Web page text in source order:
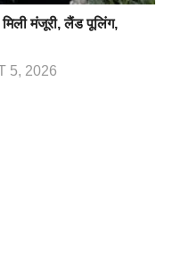
मंजूरी, लैंड पूलिंग,
5, 2026